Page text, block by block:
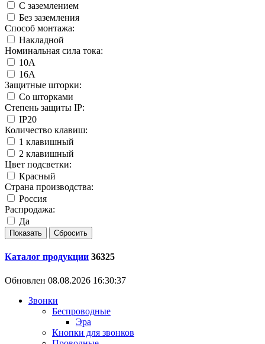
С заземлением
Без заземления
Способ монтажа:
Накладной
Номинальная сила тока:
10А
16А
Защитные шторки:
Со шторками
Степень защиты IP:
IP20
Количество клавиш:
1 клавишный
2 клавишный
Цвет подсветки:
Красный
Страна производства:
Россия
Распродажа:
Да
Каталог продукции 36325
Обновлен 08.08.2026 16:30:37
Звонки
Беспроводные
Эра
Кнопки для звонков